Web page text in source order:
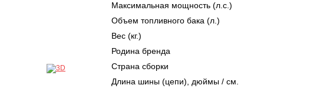
Максимальная мощность (л.с.)
Объем топливного бака (л.)
Вес (кг.)
Родина бренда
Страна сборки
Длина шины (цепи), дюймы / см.